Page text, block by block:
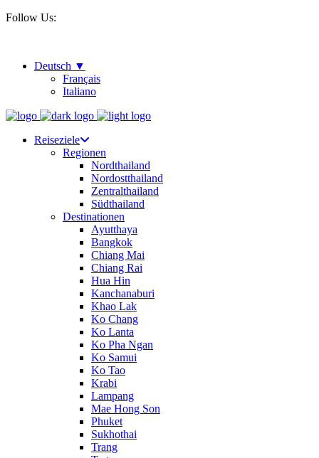
Follow Us:
Deutsch
Français
Italiano
Reiseziele
Regionen
Nordthailand
Nordostthailand
Zentralthailand
Südthailand
Destinationen
Ayutthaya
Bangkok
Chiang Mai
Chiang Rai
Hua Hin
Kanchanaburi
Khao Lak
Ko Chang
Ko Lanta
Ko Pha Ngan
Ko Samui
Ko Tao
Krabi
Lampang
Mae Hong Son
Phuket
Sukhothai
Trang